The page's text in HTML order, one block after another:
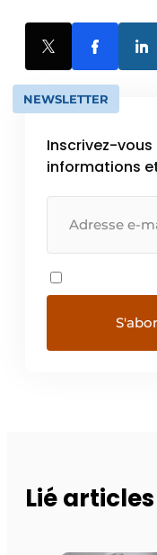
NEWSLETTER
Inscrivez-
informations
Lié articles